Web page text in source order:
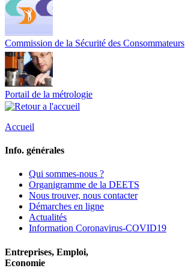
Commission de la Sécurité des Consommateurs
Portail de la métrologie
Accueil
Info. générales
Qui sommes-nous ?
Organigramme de la DEETS
Nous trouver, nous contacter
Démarches en ligne
Actualités
Information Coronavirus-COVID19
Entreprises, Emploi,
Economie